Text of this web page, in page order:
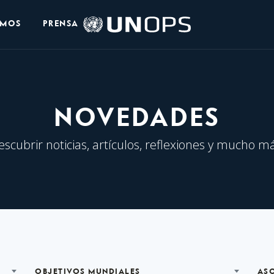
Logo
de
PRENSA
NOVEDADES
noticias, artículos, reflexiones y mucho
OBJETIVOS MUNDIALES